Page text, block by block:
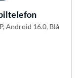
Android 16.0, Blå